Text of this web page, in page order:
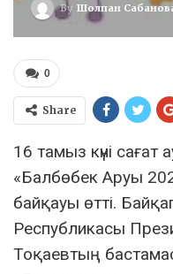
By Шолпан
0
Share
16 тамыз күні сағат
«Балбөбек Аруы
байқауы өтті.
Республикасы
Тоқаевтың